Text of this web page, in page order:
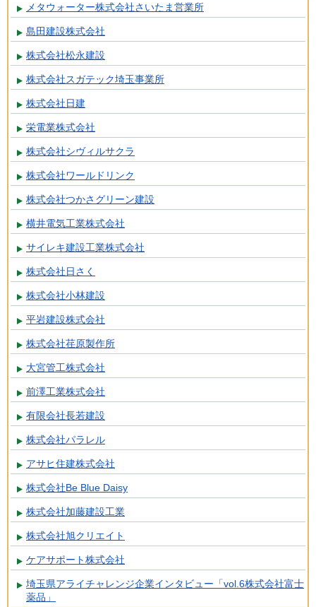
メタウォーター株式会社さいたま営業所
島田建設株式会社
株式会社松永建設
株式会社スガテック埼玉事業所
株式会社日建
栄電業株式会社
株式会社シヴィルサクラ
株式会社ワールドリンク
株式会社つかさグリーン建設
横井電気工業株式会社
サイレキ建設工業株式会社
株式会社日さく
株式会社小林建設
平岩建設株式会社
株式会社荏原製作所
大宮管工株式会社
前澤工業株式会社
有限会社長若建設
株式会社パラレル
アサヒ住建株式会社
株式会社Be Blue Daisy
株式会社加藤建設工業
株式会社旭クリエイト
ケアサポート株式会社
埼玉県アライチャレンジ企業インタビュー「vol.6株式会社富士
薬品」